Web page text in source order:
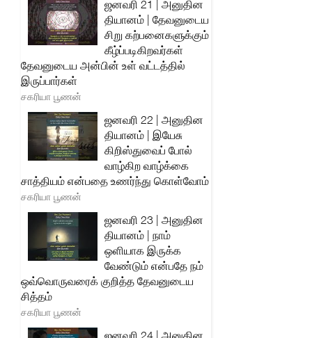
ஜனவரி 21 | அனுதின
தியானம் | தேவனுடைய
சிறு கற்பனைகளுக்கும்
கீழ்ப்படிகிறவர்கள்
தேவனுடைய அன்பின் உள் வட்டத்தில்
இருப்பார்கள்
சகரியா பூணன்
ஜனவரி 22 | அனுதின
தியானம் | இயேசு
கிறிஸ்துவைப் போல்
வாழ்கிற வாழ்க்கை
சாத்தியம் என்பதை உணர்ந்து கொள்வோம்
சகரியா பூணன்
ஜனவரி 23 | அனுதின
தியானம் | நாம்
ஒளியாக இருக்க
வேண்டும் என்பதே நம்
ஒவ்வொருவரைக் குறித்த தேவனுடைய
சித்தம்
சகரியா பூணன்
ஜனவரி 24 | அனுதின